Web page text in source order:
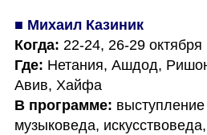
■ Михаил Казиник
Когда:
Где: Нетания, Ашдод,
В программе:
музыковеда,